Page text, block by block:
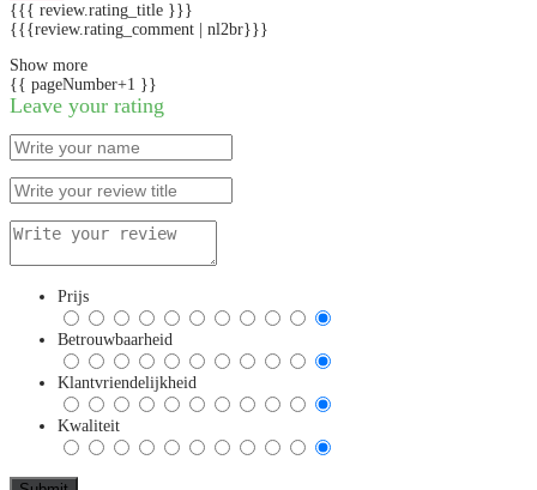
{{{ review.rating_title }}}
{{{review.rating_comment | nl2br}}}
Show more
{{ pageNumber+1 }}
Leave your rating
Prijs
Betrouwbaarheid
Klantvriendelijkheid
Kwaliteit